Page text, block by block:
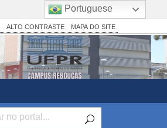
Simplifique!
Comunica BR
Participe
Acesso à informação
Canais
ALTO CONTRASTE MAPA DO SITE
Portuguese